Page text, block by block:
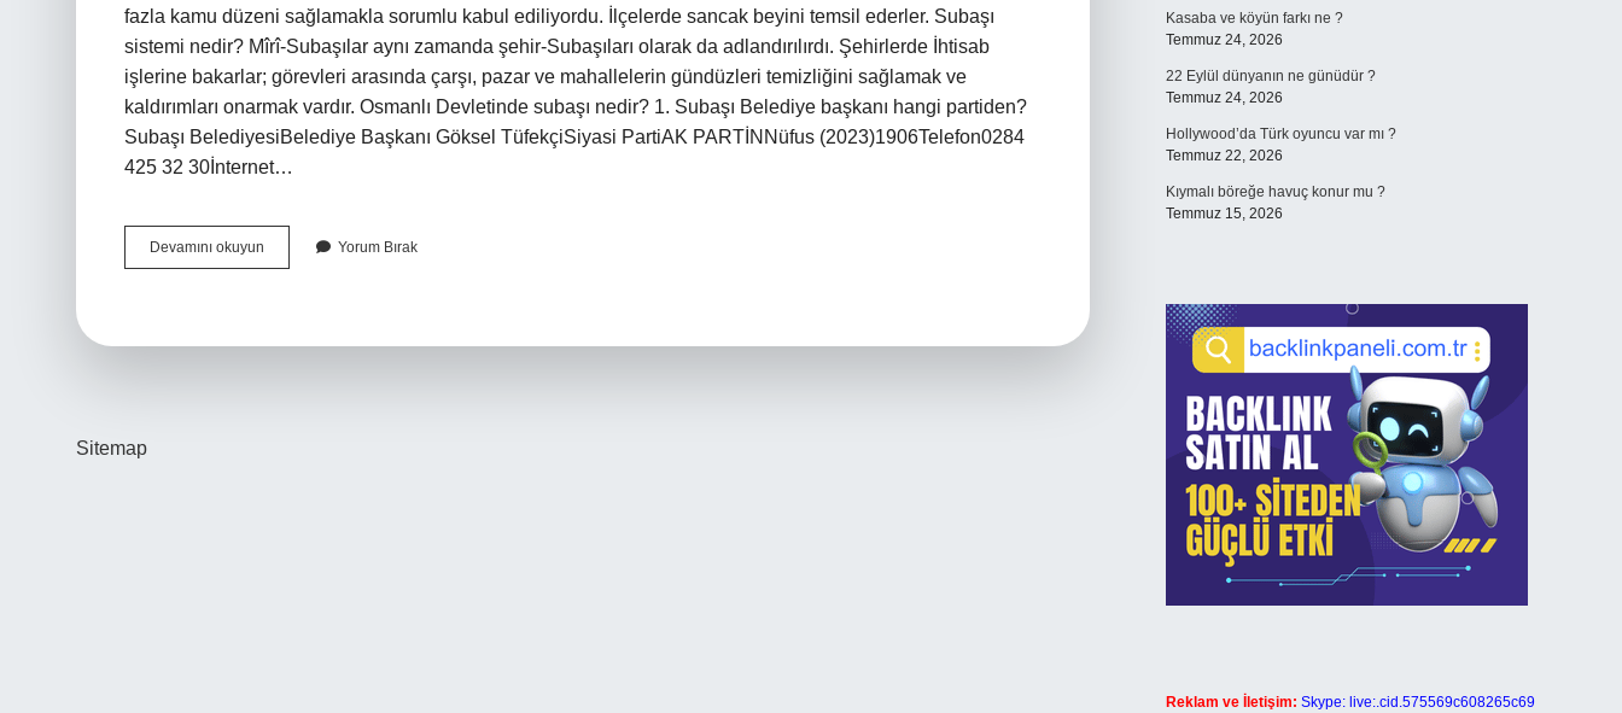
fazla kamu düzeni sağlamakla sorumlu kabul ediliyordu. İlçelerde sancak beyini temsil ederler. Subaşı
sistemi nedir? Mîrî-Subaşılar aynı zamanda şehir-Subaşıları olarak da adlandırılırdı. Şehirlerde İhtisab
işlerine bakarlar; görevleri arasında çarşı, pazar ve mahallelerin gündüzleri temizliğini sağlamak ve
kaldırımları onarmak vardır. Osmanlı Devletinde subaşı nedir? 1. Subaşı Belediye başkanı hangi partiden?
Subaşı BelediyesiBelediye Başkanı Göksel TüfekçiSiyasi PartiAK PARTİNNüfus (2023)1906Telefon0284
425 32 30İnternet…
Devamını okuyun
Kime
Yorum Bırak
Sitemap
Kasaba ve köyün farkı ne ?
Temmuz 24, 2026
22 Eylül dünyanın ne günüdür ?
Temmuz 24, 2026
Hollywood’da Türk oyuncu var mı ?
Temmuz 22, 2026
Kıymalı böreğe havuç konur mu ?
Temmuz 15, 2026
Reklam ve İletişim: Skype: live:.cid.575569c608265c69